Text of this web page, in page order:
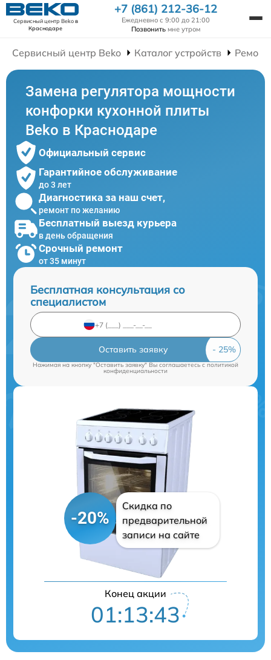
Сервисный центр Bekoв
Краснодаре
+7 (861) 212-36-12
Ежедневно с 9:00 до 21:00
Позвонить мне утром
Сервисный центр Beko Каталог устройств
Замена регулятора мощности
конфорки кухонной плиты
Beko в Краснодаре
Официальный сервис
Гарантийное обслуживание
до 3 лет
Диагностика за наш счет,
ремонт по желанию
Бесплатный выезд курьера
в день обращения
Срочный ремонт
от 35 минут
Бесплатная консультация со
специалистом
Оставить заявку
Нажимая на кнопку "Оставить заявку" Вы соглашаетесь cполитикой
конфиденциальности
-20%
Скидка по
предварительной
записи на сайте
Конец акции
01:13:42